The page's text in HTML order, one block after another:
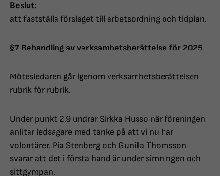
Beslut:
att fastställa förslaget till arbetsordning och tidplan.
§7 Behandling av verksamhetsberättelse för 2025
Mötesledaren går igenom verksamhetsberättelsen
rubrik för rubrik.
Under punkt 2.9 undrar Sirkka Husso när föreningen
anlitar ledsagare med tanke på att vi nu har
volontärer. Pia Stenberg och Gunilla Thomsson
svarar att det i första hand är under simningen och
sittgympan.